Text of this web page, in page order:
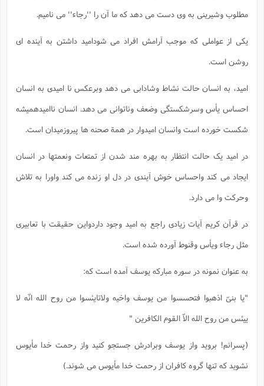
مطلوب وشیرینی به وی دست می دهد که ما آن را ''رجاء'' می نامیم.
یکی از عواملی که موجب آرامش افراد می شودامید داشتن به آینده ای
روشن است.
امید، به انسان حالت نشاط وشادابی می دهد وبرعکس نا امیدی به انسان
احساس یأس وسرشکستگی وضعف وناتوانی می دهد. انسان ناامیدهمیشه
شکست خورده است وانسان امیدوار در همة صحنه ها پیروزمیدان است.
در امید یک حالت انتظار به بهره مند شدن از تمتعات ونعمتها در انسان
ایجاد می کند واحساس خوش آیندی در دل او زنده می کند واورا به تلاش
وحرکت وا می دارد.
در قرآن کریم آیات زیادی راجع به امید وجود داردواین حقیقت با تعابیری
مثل رجاء ویأس وقنوط آورده شده است.
به عنوان نمونه در سوره مبارکه یوسف آمده است که:
"یا بنیّ اذهبوا فتحسسوا من یوسف واخیه ولاتایئسوا من روح الله انّه لا
ییئس من روح الله الاّ القوم الکافرین "
(پسرانم! بروید واز یوسف وبرادرش جستجو کنید واز رحمت خدا مأیوس
نشوید که تنها گروه کافران از رحمت خدا مأیوس می شوند.)